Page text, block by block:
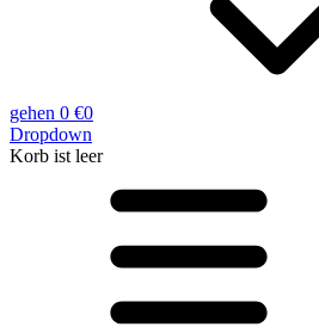
gehen 0 €0
Dropdown
Korb ist leer